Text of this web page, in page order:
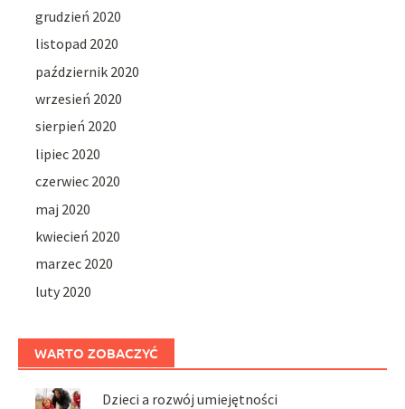
grudzień 2020
listopad 2020
październik 2020
wrzesień 2020
sierpień 2020
lipiec 2020
czerwiec 2020
maj 2020
kwiecień 2020
marzec 2020
luty 2020
WARTO ZOBACZYĆ
Dzieci a rozwój umiejętności